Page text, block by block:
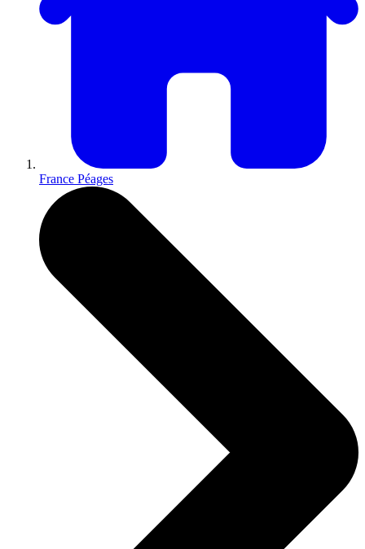
France Péages